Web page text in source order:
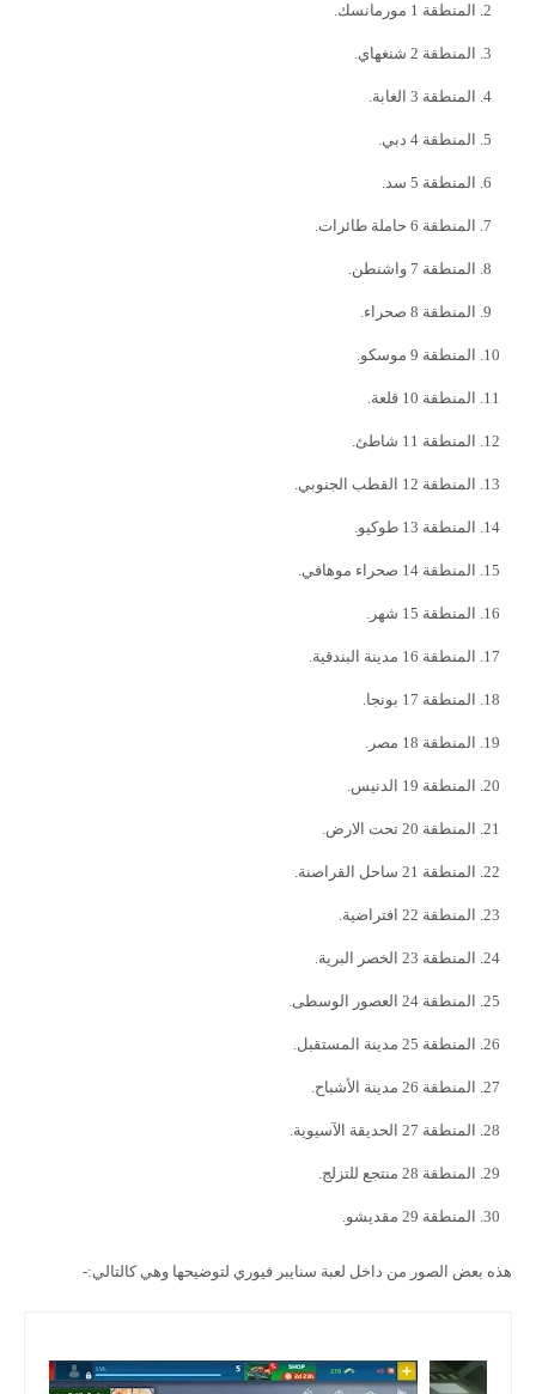
المنطقة 1 مورمانسك.
المنطقة 2 شنغهاي.
المنطقة 3 الغابة.
المنطقة 4 دبي.
المنطقة 5 سد.
المنطقة 6 حاملة طائرات.
المنطقة 7 واشنطن.
المنطقة 8 صحراء.
المنطقة 9 موسكو.
المنطقة 10 قلعة.
المنطقة 11 شاطئ.
المنطقة 12 القطب الجنوبي.
المنطقة 13 طوكيو.
المنطقة 14 صحراء موهافي.
المنطقة 15 شهر.
المنطقة 16 مدينة البندقية.
المنطقة 17 بونجا.
المنطقة 18 مصر.
المنطقة 19 الدنيس.
المنطقة 20 تحت الارض.
المنطقة 21 ساحل القراصنة.
المنطقة 22 افتراضية.
المنطقة 23 الخصر البرية.
المنطقة 24 العصور الوسطى.
المنطقة 25 مدينة المستقبل.
المنطقة 26 مدينة الأشباح.
المنطقة 27 الحديقة الآسيوية.
المنطقة 28 منتجع للتزلج.
المنطقة 29 مقديشو.
هذه بعض الصور من داخل لعبة سنايبر فيوري لتوضيحها وهي كالتالي:-